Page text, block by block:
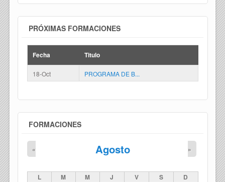
PRÓXIMAS FORMACIONES
Fecha Titulo
18-Oct PROGRAMA DE B...
FORMACIONES
Agosto
« »
L M M J V S D